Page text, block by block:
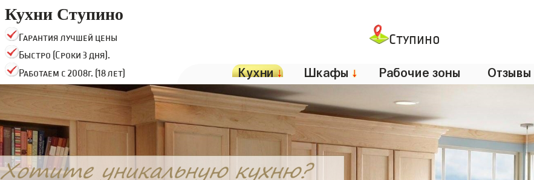
Кухни Ступино
Гарантия лучшей цены
Быстро (Сроки 3 дня).
Работаем с 2008г. (18 лет)
Ступино
Кухни↓ Шкафы ↓ Рабочие зоны Отзывы